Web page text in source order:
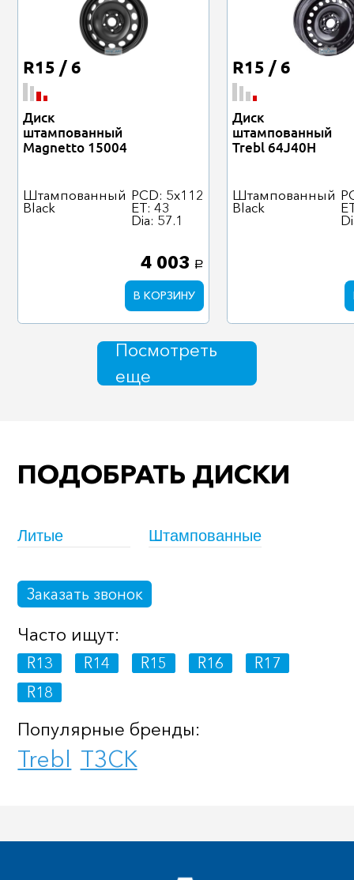
R15 / 6
Диск
штампованный
Magnetto 15004
Штампованный
Black
PCD: 5x112
ET: 43
Dia: 57.1
4 003 a
В КОРЗИНУ
R15 / 6
Диск
штампованный
Trebl 64J40H
Штампованный
Black
Посмотреть
еще
ПОДОБРАТЬ ДИСКИ
Литые Штампованные
Заказать звонок
Часто ищут:
R13 R14 R15 R16
R17
R18
Популярные бренды:
Trebl ТЗСК